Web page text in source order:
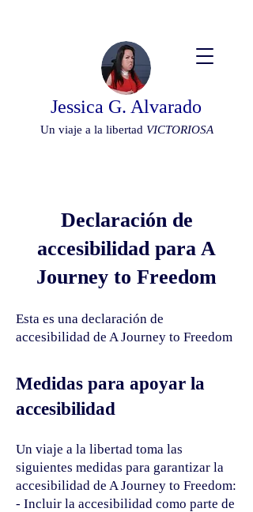
Jessica G. Alvarado
Un viaje a la libertad VICTORIOSA
Declaración de
accesibilidad para A
Journey to Freedom
Esta es una declaración de
accesibilidad de A Journey to Freedom
Medidas para apoyar la
accesibilidad
Un viaje a la libertad toma las
siguientes medidas para garantizar la
accesibilidad de A Journey to Freedom:
- Incluir la accesibilidad como parte de